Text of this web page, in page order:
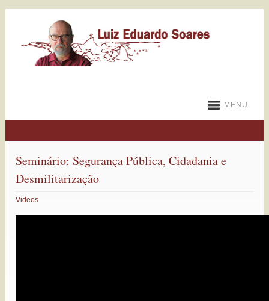
MENU
Seminário: Segurança Pública, Cidadania e
Desmilitarização
Videos